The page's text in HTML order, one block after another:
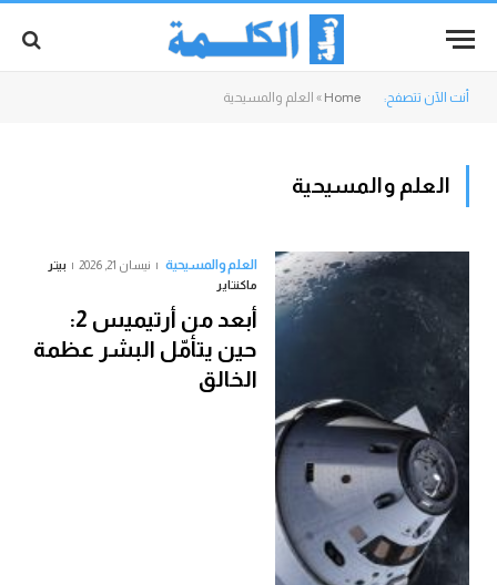
أنت الآن تتصفح: Home
» العلم والمسيحية
العلم والمسيحية
العلم والمسيحية نيسان 21, 2026
بيتر
ماكنتاير
أبعد من أرتيميس 2:
حين يتأمّل البشر عظمة
الخالق